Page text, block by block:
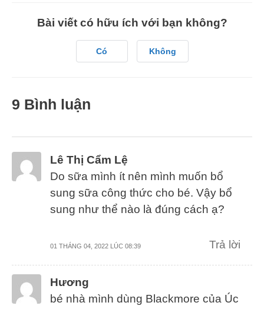
Bài viết có hữu ích với bạn không?
Có Không
9 Bình luận
Lê Thị Cẩm Lệ
Do sữa mình ít nên mình muốn bổ
sung sữa công thức cho bé. Vậy bổ
sung như thể nào là đúng cách ạ?
01 THÁNG 04, 2022 LÚC 08:39 Trả lời
Hương
bé nhà mình dùng Blackmore của Úc